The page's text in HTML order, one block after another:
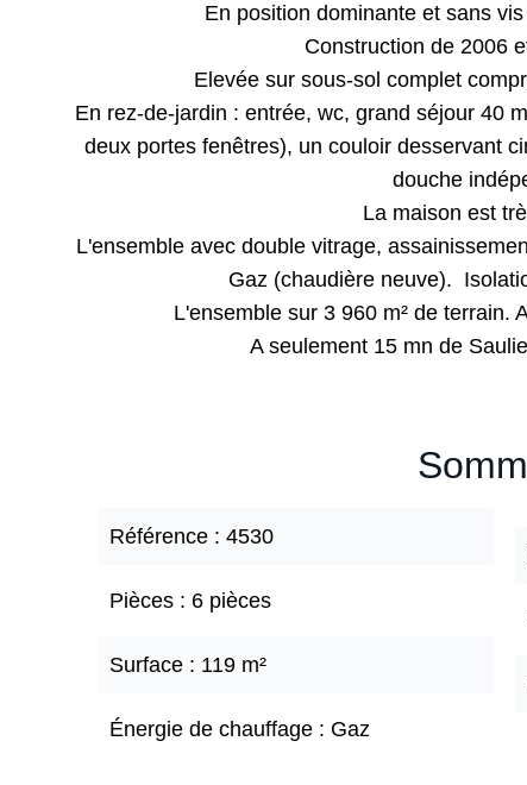
En position dominante et sans
Construction de 2006
Elevée sur sous-sol complet
En rez-de-jardin : entrée, wc, grand séjour 40
deux portes fenêtres), un couloir desservant
douche
La maison est
L'ensemble avec double vitrage,
Gaz (chaudière neuve).
L'ensemble sur 3 960 m² de terrain.
A seulement 15 mn de
Référence 4530
Pièces 6 pièces
Surface 119 m²
Énergie de chauffage Gaz